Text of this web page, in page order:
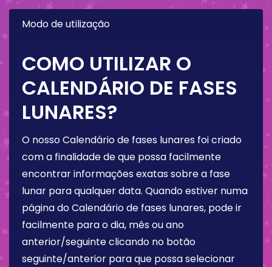
Modo de utilização
COMO UTILIZAR O
CALENDÁRIO DE FASES
LUNARES?
O nosso Calendário de fases lunares foi criado
com a finalidade de que possa facilmente
encontrar informações exatas sobre a fase
lunar para qualquer data. Quando estiver numa
página do Calendário de fases lunares, pode ir
facilmente para o dia, mês ou ano
anterior/seguinte clicando no botão
seguinte/anterior para que possa selecionar